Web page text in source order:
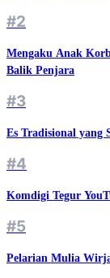
#2
Mengaku Anak
Balik Penjara
#3
Es Tradisional yang
#4
Komdigi Tegur
#5
Pelarian Mulia